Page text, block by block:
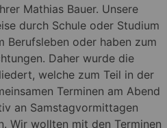
Mathias Bauer. Unsere
durch Schule oder Studium
Berufsleben oder haben zum
Daher wurde die
welche zum Teil in der
Terminen am Abend
an Samstagvormittagen
Wir wollten mit den Terminen